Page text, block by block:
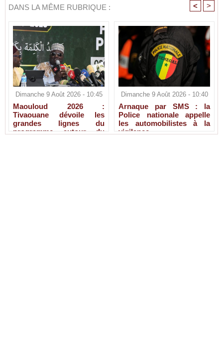
DANS LA MÊME RUBRIQUE : < >
Dimanche 9 Août 2026 - 10:45
Maouloud 2026 :
Tivaouane dévoile les
grandes lignes du
programme autour du
Dimanche 9 Août 2026 - 10:40
Arnaque par SMS : la
Police nationale appelle
les automobilistes à la
vigilance